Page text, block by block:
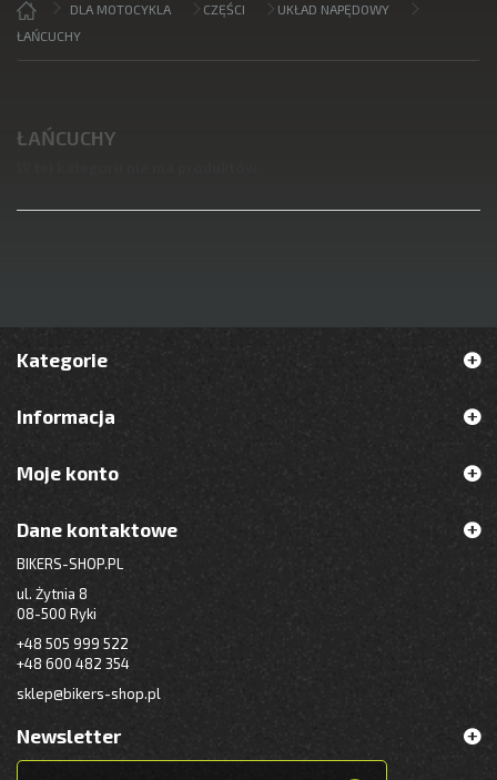
DLA MOTOCYKLA CZĘŚCI
UKŁAD NAPĘDOWY
ŁAŃCUCHY
ŁAŃCUCHY
Kategorie
Informacja
Moje konto
Dane kontaktowe
BIKERS-SHOP.PL
ul. Żytnia 8
08-500 Ryki
+48 505 999 522
+48 600 482 354
sklep@bikers-shop.pl
Newsletter